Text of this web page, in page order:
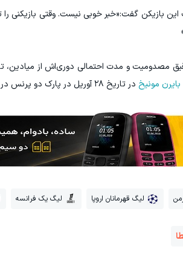
بازیکن گفت:«خبر خوبی نیست. وقتی
و مدت احتمالی دوری‌اش از میادین،
بایرن مونیخ در تاریخ ۲۸ آوریل در پارک دو پرنس در پیش است.
لیگ قهرمانان اروپا لیگ یک فرانسه